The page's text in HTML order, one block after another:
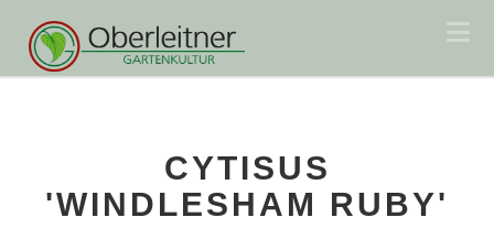
CYTISUS
'WINDLESHAM RUBY'